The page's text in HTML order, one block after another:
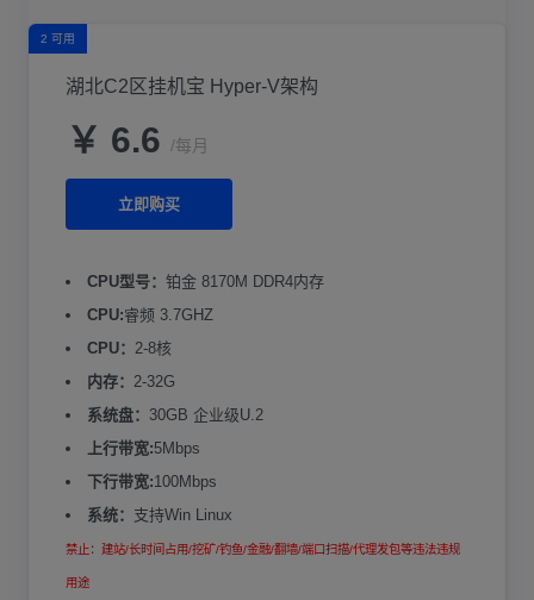
2 可用
湖北C2区挂机宝 Hyper-V架构
￥ 6.6 /每月
立即购买
CPU型号： 铂金 8170M DDR4内存
CPU:睿频 3.7GHZ
CPU： 2-8核
内存： 2-32G
系统盘： 30GB 企业级U.2
上行带宽:5Mbps
下行带宽:100Mbps
系统： 支持Win Linux
禁止：建站/长时间占用/挖矿/钓鱼/金融/翻墙/端口扫描/代理发包等违法违规
用途